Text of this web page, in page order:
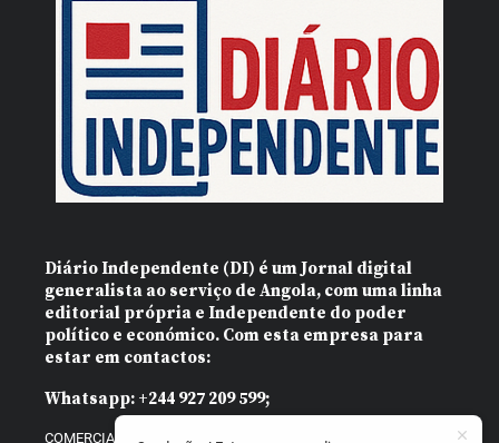
Diário Independente (DI) é um Jornal digital
generalista ao serviço de Angola, com uma linha
editorial própria e Independente do poder
político e económico. Com esta empresa para
estar em contactos:
Whatsapp: +244 927 209 599;
COMERCIAL@DIARIOINDEPENDENTE.INFO